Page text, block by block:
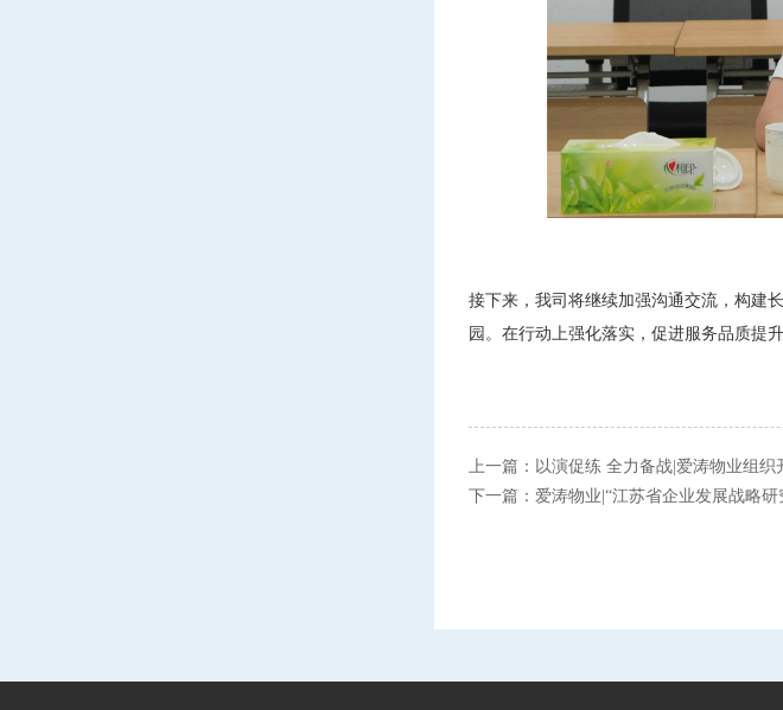
接下来，我司将继续加强沟通交流，构建
园。在行动上强化落实，促进服务品质提
上一篇： 以演促练 全力备战|爱涛物业组织
下一篇： 爱涛物业|“江苏省企业发展战略